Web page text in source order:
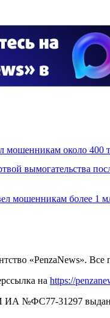
мошенникам около 400
вымогательства
мошенникам более 1
«PenzaNews». Все
на https://
№ФС77-31297 выдано